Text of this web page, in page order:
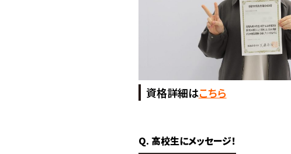
資格詳細はこちら
Q. 高校生にメッセージ！